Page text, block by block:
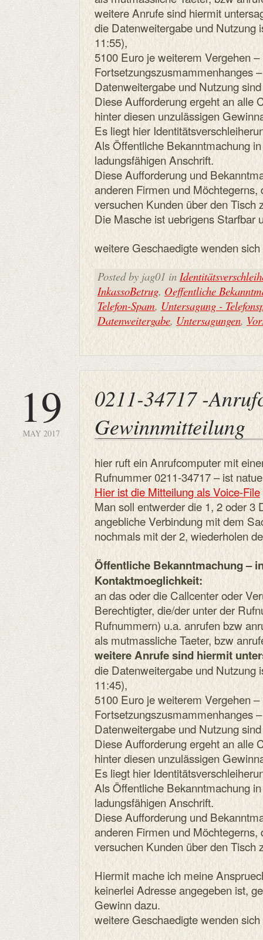
weitere Anrufe sind hiermit
die Datenweitergabe und Nutzung
11:55),
5100 Euro je weiterem Vergehen
Fortsetzungszusmammenhanges
Datenweitergabe und Nutzung
Diese Aufforderung ergeht an alle
hinter diesen unzulässigen
Es liegt hier
Als Öffentliche Bekanntmachung
ladungsfähigen Anschrift.
Diese Aufforderung und
anderen Firmen und
versuchen Kunden über den Tisch
Die Masche ist uebrigens Starfbar
weitere Geschaedigte wenden
Posted by jag01 in
InkassoBetrug, Oeffentliche
Telefon-Spam, Untersagung -
Datenweitergabe, Untersagungen,
19
MAY 2017
0211-34717 -
Gewinnmitteilung
hier ruft ein Anrufcomputer mit
Rufnummer 0211-34717 – ist
Hier ist die Mitteilung als Voice-File
Man soll entwerder die 1, 2 oder 3
angebliche Verbindung mit dem
nochmals mit der 2, wiederholen
Öffentliche Bekanntmachung –
Kontaktmoeglichkeit:
an das oder die Callcenter oder
Berechtigter, die/der unter der
Rufnummern) u.a. anrufen bzw
als mutmassliche Taeter, bzw
weitere Anrufe sind hiermit
die Datenweitergabe und Nutzung
11:45),
5100 Euro je weiterem Vergehen
Fortsetzungszusmammenhanges
Datenweitergabe und Nutzung
Diese Aufforderung ergeht an alle
hinter diesen unzulässigen
Es liegt hier
Als Öffentliche Bekanntmachung
ladungsfähigen Anschrift.
Diese Aufforderung und
anderen Firmen und
versuchen Kunden über den Tisch
Hiermit mache ich meine
keinerlei Adresse angegeben ist,
Gewinn dazu.
weitere Geschaedigte wenden